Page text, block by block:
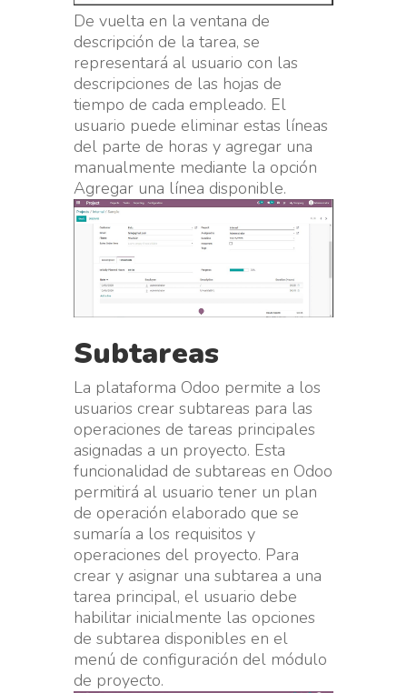
De vuelta en la ventana de
descripción de la tarea, se
representará al usuario con las
descripciones de las hojas de
tiempo de cada empleado. El
usuario puede eliminar estas líneas
del parte de horas y agregar una
manualmente mediante la opción
Agregar una línea disponible.
Subtareas
La plataforma Odoo permite a los
usuarios crear subtareas para las
operaciones de tareas principales
asignadas a un proyecto. Esta
funcionalidad de subtareas en Odoo
permitirá al usuario tener un plan
de operación elaborado que se
sumaría a los requisitos y
operaciones del proyecto. Para
crear y asignar una subtarea a una
tarea principal, el usuario debe
habilitar inicialmente las opciones
de subtarea disponibles en el
menú de configuración del módulo
de proyecto.